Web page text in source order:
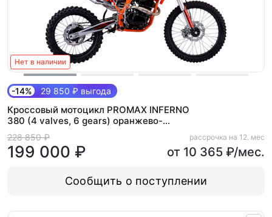
Нет в наличии
-14% 29 850 ₽ выгода
Кроссовый мотоцикл PROMAX INFERNO
380 (4 valves, 6 gears) оранжево-
черный
228 850 ₽
199 000 ₽
рассрочка на 12. мес
от 10 365 ₽/мес.
Сообщить о поступлении